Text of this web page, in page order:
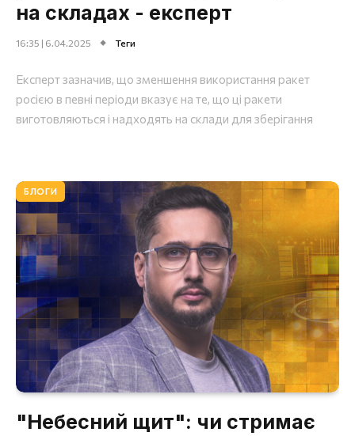
на складах - експерт
16:35 | 6.04.2025 Теги
Експерт зазначив, що зменшення використання ракет
росією в певні періоди вказує на те, що ці ракети
виготовляються і надходять на склади для зберігання
БЛОГИ
"Небесний щит": чи стримає